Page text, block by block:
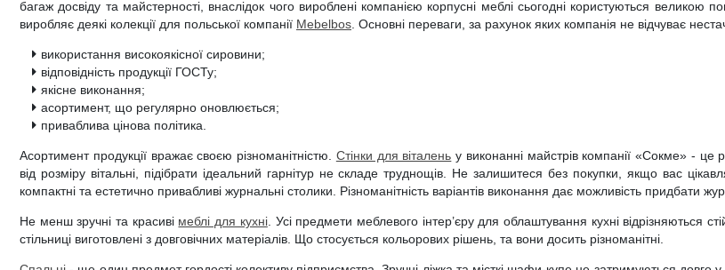
багаж досвіду та майстерності, внаслідок чого вироблені компанією корпусні меблі сьогодні користуються
виробляє деякі колекції для польської компанії Mebelbos . Основні переваги, за рахунок яких компанія не відчуває
використання високоякісної сировини;
відповідність продукції ГОСТу;
якісне виконання;
асортимент, що регулярно оновлюється;
приваблива цінова політика.
Асортимент продукції вражає своєю різноманітністю. Стінки для віталень у виконанні майстрів компанії «Сокме» - це
від розміру вітальні, підібрати ідеальний гарнітур не складе труднощів. Не залишитеся без покупки, якщо вас
компактні та естетично привабливі журнальні столики. Різноманітність варіантів виконання дає можливість придбати
Не менш зручні та красиві меблі для кухні. Усі предмети меблевого інтер’єру для облаштування кухні відрізняються
стільниці виготовлені з довговічних матеріалів. Що стосується кольорових рішень, та вони досить різноманітні.
Дитячі крісла та стільці
Дитячі стільчики
Дитячі матраци
Високоглянцеві тумби для ванної кімнати
Тумби для ванної під дерево
Класичні тумби у ванну
Душові піддони
Унітази
Аксесуари для ванної та туалету
Душові гарнітури
Тумби офісні під техніку